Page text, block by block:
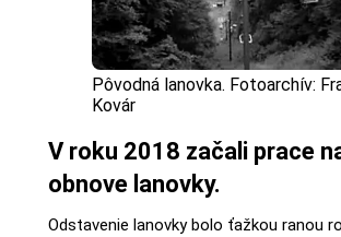
Pôvodná lanovka. Fotoarchív:
Kovár
V roku 2018 začali prace
obnove lanovky.
Odstavenie lanovky bolo ťažkou ranou